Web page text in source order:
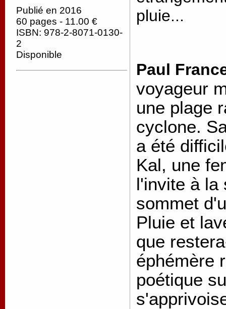
Publié en 2016
60 pages - 11.00 €
ISBN: 978-2-8071-0130-
2
Disponible
pluie...
Paul
voyageur
une plage
cyclone.
a été
Kal, une
l'invite à la
sommet
Pluie et
que
éphémère
poétique